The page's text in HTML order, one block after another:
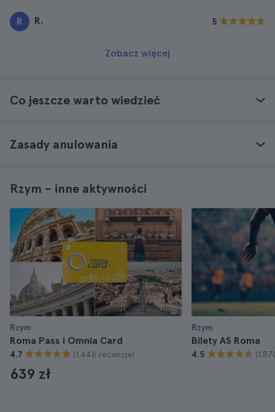
R R. 5
Zobacz więcej
Co jeszcze warto wiedzieć
Zasady anulowania
Rzym – inne aktywności
Rzym
Roma Pass i Omnia Card
4.7 (1.446 recenzje)
639 zł
Rzym
Bilety AS Roma
4.5